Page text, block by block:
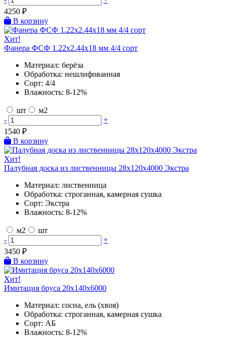
4250 ₽
В корзину
Хит!
Фанера ФСФ 1.22х2.44х18 мм 4/4 сорт
Материал: берёза
Обработка: нешлифованная
Сорт: 4/4
Влажность: 8-12%
шт
м2
-
+
1540 ₽
В корзину
Хит!
Палубная доска из лиственницы 28х120х4000 Экстра
Материал: лиственница
Обработка: строганная, камерная сушка
Сорт: Экстра
Влажность: 8-12%
м2
шт
-
+
3450 ₽
В корзину
Хит!
Имитация бруса 20х140х6000
Материал: сосна, ель (хвоя)
Обработка: строганная, камерная сушка
Сорт: АБ
Влажность: 8-12%